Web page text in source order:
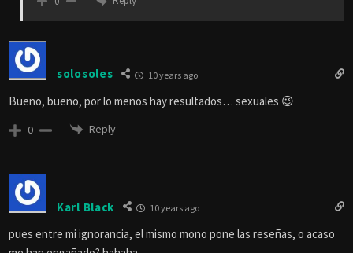
solosoles 10 years ago
Bueno, bueno, por lo menos hay resultados… sexuales 😉
0 Reply
Karl Black 10 years ago
pues entre mi ignorancia, el mismo mono pone las reseñas, o acaso